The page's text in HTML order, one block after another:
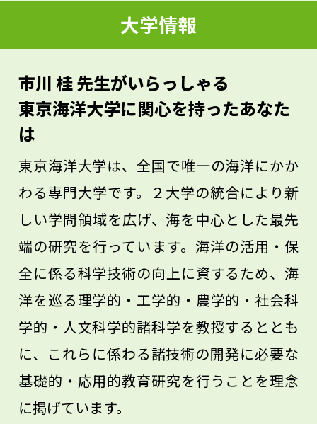
てなぜ自分がそれをおもしろいと思うのか
まで分析してみると、大学で何を学ぶべき
なのかも見えてくると思います。そのため
には、高校時代にできるだけ多くの物事に
触れ、自分の間口を広げておくことです。
それはまさに今しかできないことですし、
結果として社会に出たときに求められる
「教養」を身につけることにもつながりま
す。
大学情報
市川 桂 先生がいらっしゃる
東京海洋大学に関心を持ったあなた
は
東京海洋大学は、全国で唯一の海洋にかか
わる専門大学です。２大学の統合により新
しい学問領域を広げ、海を中心とした最先
端の研究を行っています。海洋の活用・保
全に係る科学技術の向上に資するため、海
洋を巡る理学的・工学的・農学的・社会科
学的・人文科学的諸科学を教授するととも
に、これらに係わる諸技術の開発に必要な
基礎的・応用的教育研究を行うことを理念
に掲げています。